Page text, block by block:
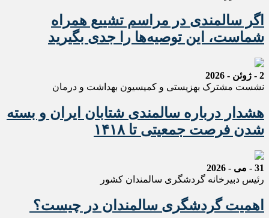
اگر سالمندی در مراسم تشییع همراه
شماست، این توصیه‌ها را جدی بگیرید
2 - ژوئن - 2026
نشست مشترک بهزیستی و کمیسیون بهداشت و درمان
هشدار درباره سالمندی شتابان ایران و بسته
شدن فرصت جمعیتی تا ۱۴۱۸
31 - می - 2026
رئیس دبیرخانه گردشگری سالمندان کشور
اهمیت گردشگری سالمندان در چیست؟